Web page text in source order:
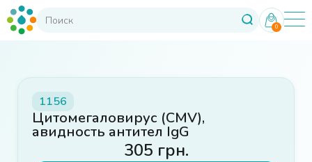
0
1156
Цитомегаловирус (CMV),
авидность антител IgG
305 грн.